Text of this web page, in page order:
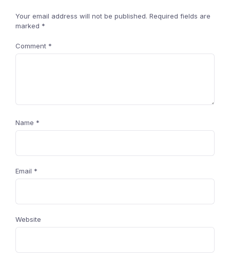
Your email address will not be published. Required fields are
marked *
Comment *
Name *
Email *
Website